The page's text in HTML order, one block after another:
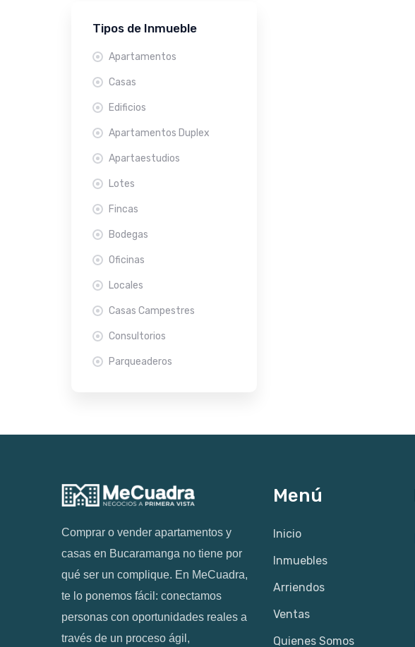
Tipos de Inmueble
Apartamentos
Casas
Edificios
Apartamentos Duplex
Apartaestudios
Lotes
Fincas
Bodegas
Oficinas
Locales
Casas Campestres
Consultorios
Parqueaderos
Comprar o vender apartamentos y
casas en Bucaramanga no tiene por
qué ser un complique. En MeCuadra,
te lo ponemos fácil: conectamos
personas con oportunidades reales a
través de un proceso ágil,
Menú
Inicio
Inmuebles
Arriendos
Ventas
Quienes Somos